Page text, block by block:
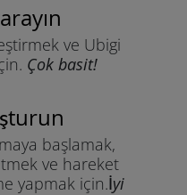
ve Ubigi
Çok basit!
başlamak,
ve hareket
yapmak için.İyi